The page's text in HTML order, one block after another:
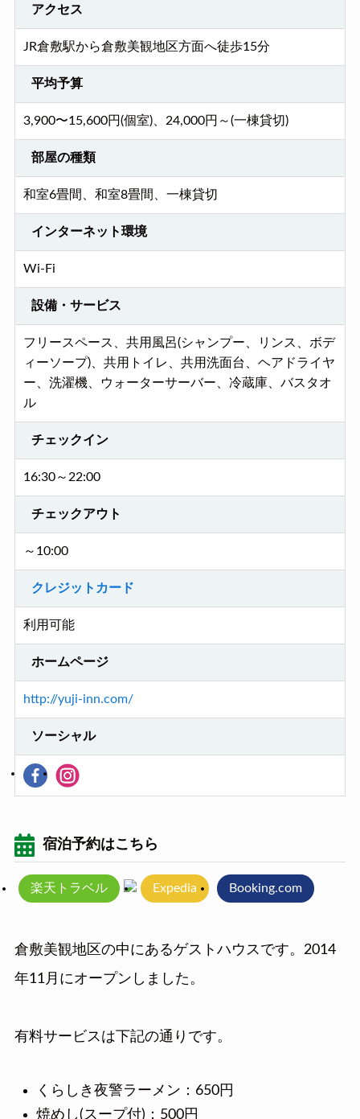
アクセス
JR倉敷駅から倉敷美観地区方面へ徒歩15分
平均予算
3,900〜15,600円(個室)、24,000円～(一棟貸切)
部屋の種類
和室6畳間、和室8畳間、一棟貸切
インターネット環境
Wi-Fi
設備・サービス
フリースペース、共用風呂(シャンプー、リンス、ボデ
ィーソープ)、共用トイレ、共用洗面台、ヘアドライヤ
ー、洗濯機、ウォーターサーバー、冷蔵庫、バスタオ
ル
チェックイン
16:30～22:00
チェックアウト
～10:00
クレジットカード
利用可能
ホームページ
http://yuji-inn.com/
ソーシャル
宿泊予約はこちら
楽天トラベル Expedia Booking.com
倉敷美観地区の中にあるゲストハウスです。2014
年11月にオープンしました。
有料サービスは下記の通りです。
くらしき夜警ラーメン：650円
焼めし(スープ付)：500円